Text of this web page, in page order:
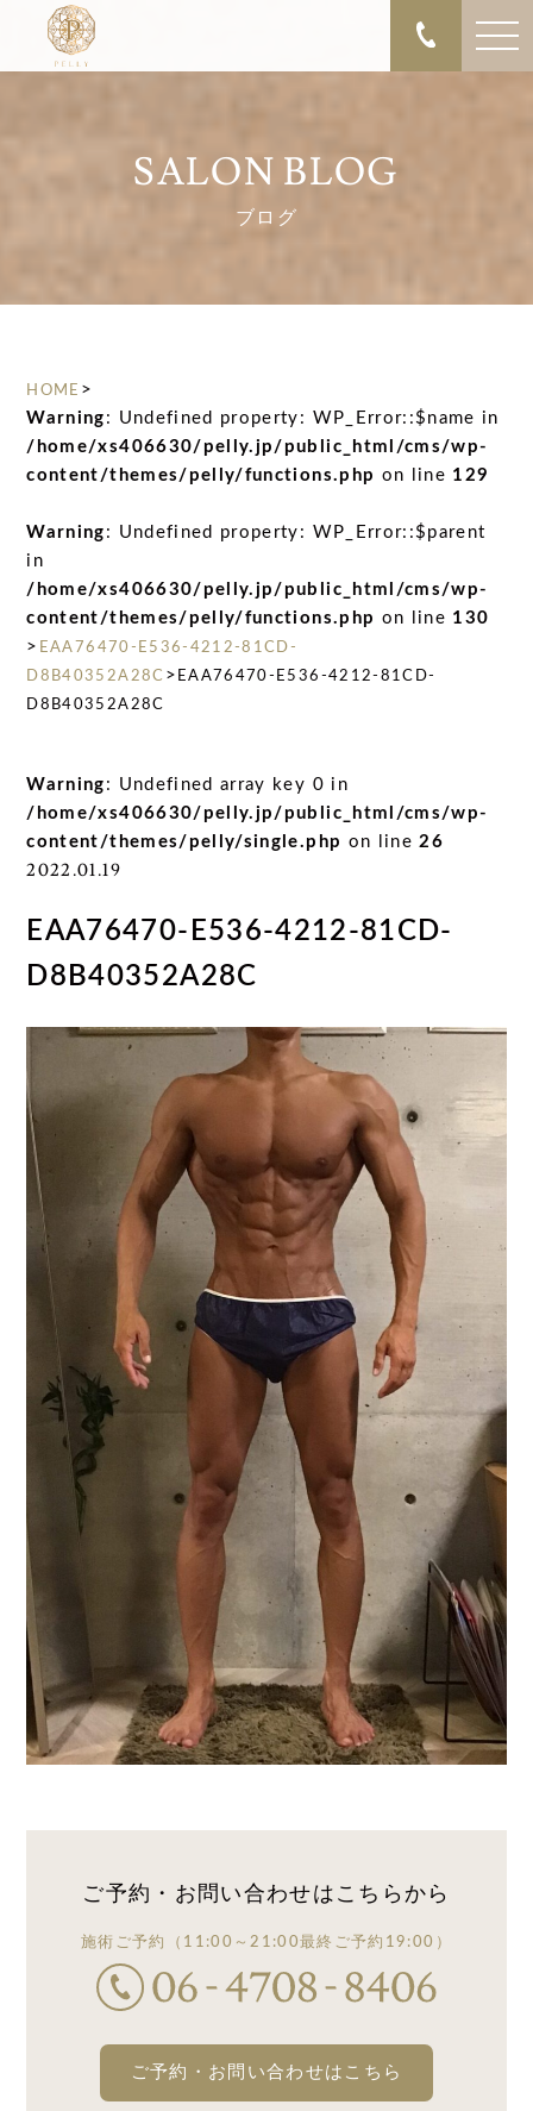
SALON BLOG
ブログ
HOME >
Warning : Undefined property: WP_Error::$name in
/home/xs406630/pelly.jp/public_html/cms/wp-
content/themes/pelly/functions.php on line 129
Warning : Undefined property: WP_Error::$parent
in
/home/xs406630/pelly.jp/public_html/cms/wp-
content/themes/pelly/functions.php on line 130
> EAA76470-E536-4212-81CD-
D8B40352A28C > EAA76470-E536-4212-81CD-
D8B40352A28C
Warning : Undefined array key 0 in
/home/xs406630/pelly.jp/public_html/cms/wp-
content/themes/pelly/single.php on line26
2022.01.19
EAA76470-E536-4212-81CD-
D8B40352A28C
ご予約・お問い合わせはこちらから
施術ご予約 （11:00～21:00最終ご予約19:00）
ご予約・お問い合わせはこちら